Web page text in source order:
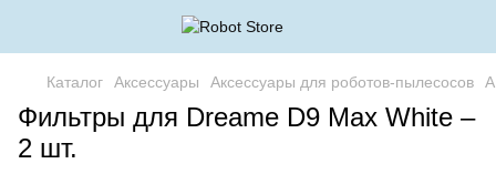
Каталог Аксессуары Аксессуары для роботов-пылесосов
Фильтры для Dreame D9 Max White –
2 шт.